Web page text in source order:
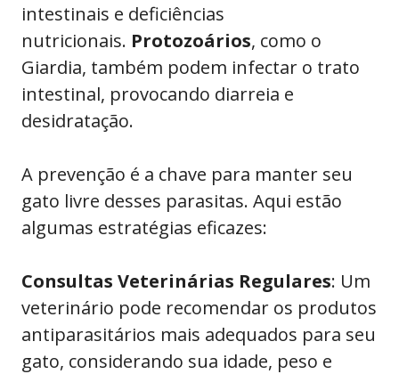
intestinais e deficiências
nutricionais. Protozoários, como o
Giardia, também podem infectar o trato
intestinal, provocando diarreia e
desidratação.
A prevenção é a chave para manter seu
gato livre desses parasitas. Aqui estão
algumas estratégias eficazes:
Consultas Veterinárias Regulares: Um
veterinário pode recomendar os produtos
antiparasitários mais adequados para seu
gato, considerando sua idade, peso e